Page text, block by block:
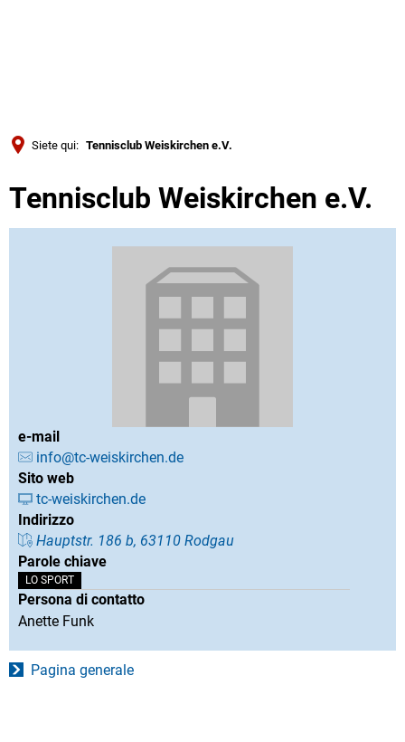
Български
Siete qui: Tennisclub Weiskirchen e.V.
Tennisclub Weiskirchen e.V.
e-mail
info@tc-weiskirchen.de
Sito web
tc-weiskirchen.de
Indirizzo
Hauptstr. 186 b, 63110 Rodgau
Parole chiave
LO SPORT
Persona di contatto
Anette Funk
Pagina generale